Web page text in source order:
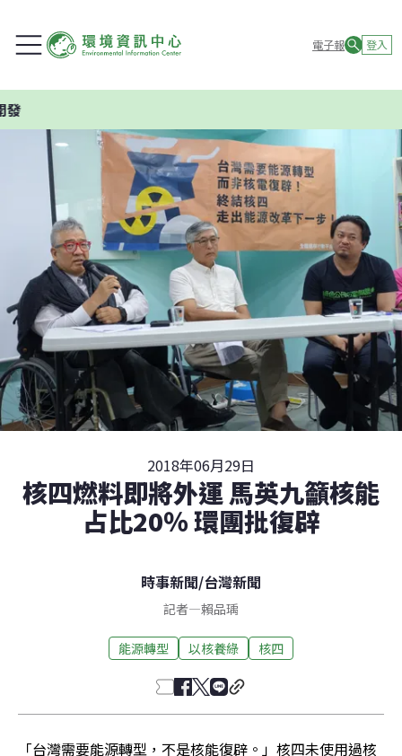
電子報 登入
2018年06月29日
核四燃料即將外運 馬英九籲核能
占比20％ 環團批復辟
時事新聞/台灣新聞
記者—賴品瑀
能源轉型 以核養綠 核四
「台灣需要能源轉型，不是核能復辟。」核四未使用過核